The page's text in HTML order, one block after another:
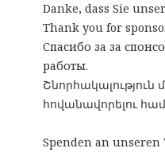
Danke, dass Sie
Thank you for
Cпасибо за за
работы.
հովանավորելու
Spenden an unseren